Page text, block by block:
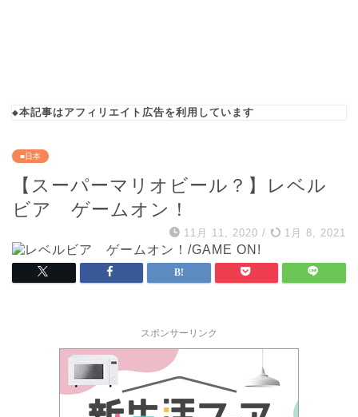
◆本記事はアフィリエイト広告を利用しています
■日本
【スーパーマリオビール？】レベル
ビア ゲームオン！
11月 11, 2020 / 1月 8, 2021
スポンサーリンク